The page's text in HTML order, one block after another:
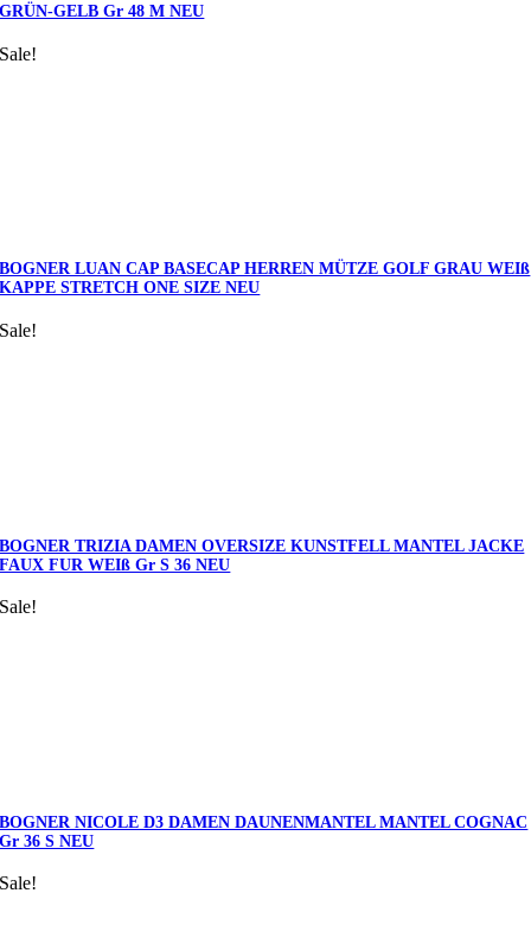
GRÜN-GELB Gr 48 M NEU
Sale!
BOGNER LUAN CAP BASECAP HERREN MÜTZE GOLF GRAU WEIß
KAPPE STRETCH ONE SIZE NEU
Sale!
BOGNER TRIZIA DAMEN OVERSIZE KUNSTFELL MANTEL JACKE
FAUX FUR WEIß Gr S 36 NEU
Sale!
BOGNER NICOLE D3 DAMEN DAUNENMANTEL MANTEL COGNAC
Gr 36 S NEU
Sale!